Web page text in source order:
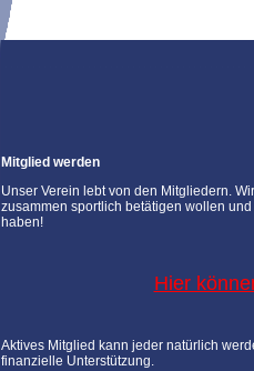
Mitglied werden
Unser Verein lebt von den Mitgliedern.
zusammen sportlich betätigen wollen
haben!
Hier
Aktives Mitglied kann jeder natürlich
finanzielle Unterstützung.